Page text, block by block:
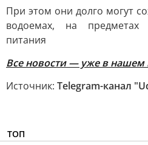
При этом они долго могут
водоемах, на предметах
питания
Все новости — уже в нашем
Источник: Telegram-канал
ТОП